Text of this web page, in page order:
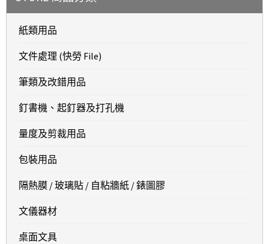
紙類用品
文件處理 (快勞 File)
筆類及改錯用品
釘書機、起釘器及打孔機
量度及剪裁用品
包裝用品
隔熱膜 / 玻璃貼 / 自粘牆紙 / 錶圖膠
文儀器材
桌面文具